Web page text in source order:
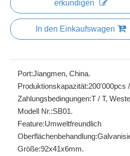
erkundigen
In den Einkaufswagen
Port:Jiangmen, China.
Produktionskapazität:200'000pcs
Zahlungsbedingungen:T / T,
Modell Nr.:SB01.
Feature:Umweltfreundlich
Oberflächenbehandlung:
Größe:92x41x6mm.